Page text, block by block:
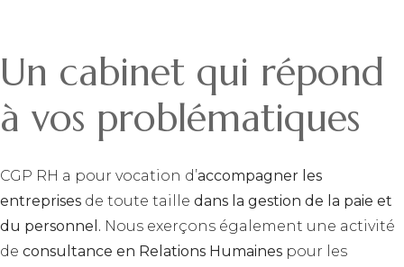
Un cabinet qui répond
à vos problématiques
CGP RH a pour vocation d’accompagner les
entreprises de toute taille dans la gestion de la paie et
du personnel. Nous exerçons également une activité
de consultance en Relations Humaines pour les